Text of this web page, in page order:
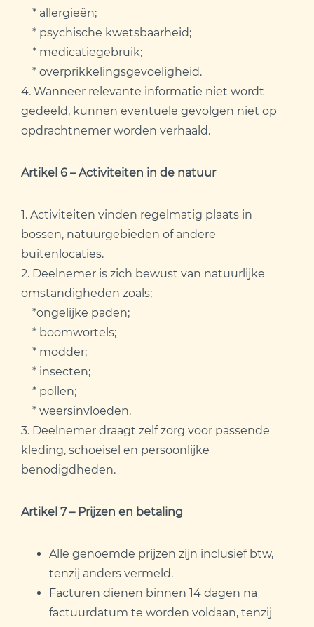
* allergieën;
* psychische kwetsbaarheid;
* medicatiegebruik;
* overprikkelingsgevoeligheid.
4. Wanneer relevante informatie niet wordt
gedeeld, kunnen eventuele gevolgen niet op
opdrachtnemer worden verhaald.
Artikel 6 – Activiteiten in de natuur
1. Activiteiten vinden regelmatig plaats in
bossen, natuurgebieden of andere
buitenlocaties.
2. Deelnemer is zich bewust van natuurlijke
omstandigheden zoals;
*ongelijke paden;
* boomwortels;
* modder;
* insecten;
* pollen;
* weersinvloeden.
3. Deelnemer draagt zelf zorg voor passende
kleding, schoeisel en persoonlijke
benodigdheden.
Artikel 7 – Prijzen en betaling
Alle genoemde prijzen zijn inclusief btw,
tenzij anders vermeld.
Facturen dienen binnen 14 dagen na
factuurdatum te worden voldaan, tenzij